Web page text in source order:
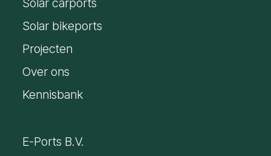
*
E-
mailadres
Solar bikeports
Projecten
Over ons
Kennisbank
E-Ports B.V.